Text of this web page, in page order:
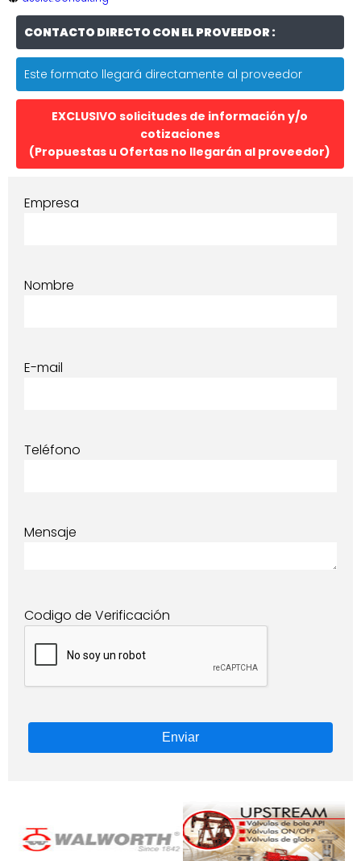
CONTACTO DIRECTO CON EL PROVEEDOR :
Este formato llegará directamente al proveedor
EXCLUSIVO solicitudes de información y/o
cotizaciones
(Propuestas u Ofertas no llegarán al proveedor)
Empresa
Nombre
E-mail
Teléfono
Mensaje
Codigo de Verificación
Enviar